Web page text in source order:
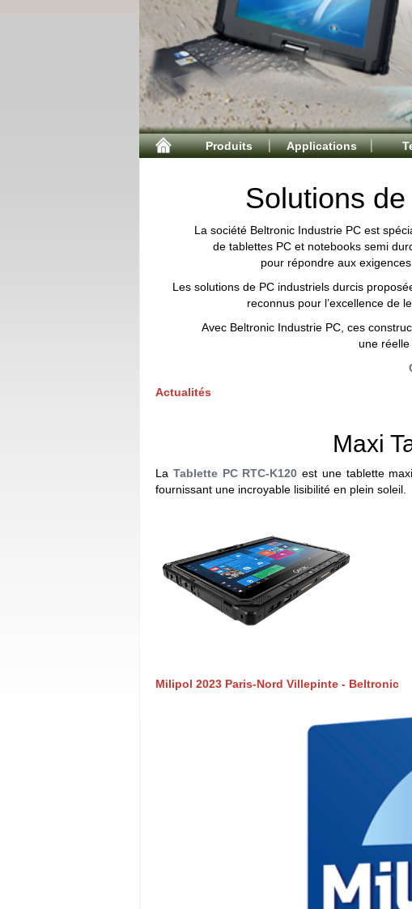
Produits Applications
Solutions
La société Beltronic Industrie PC est
de tablettes PC et notebooks semi
pour répondre aux
Les solutions de PC industriels durcis
reconnus pour l’excellence de
Avec Beltronic Industrie PC, ces
une réelle
Actualités
Maxi
La Tablette PC RTC-K120 est une tablette
fournissant une incroyable lisibilité en plein soleil.
Milipol 2023 Paris-Nord Villepinte - Beltronic